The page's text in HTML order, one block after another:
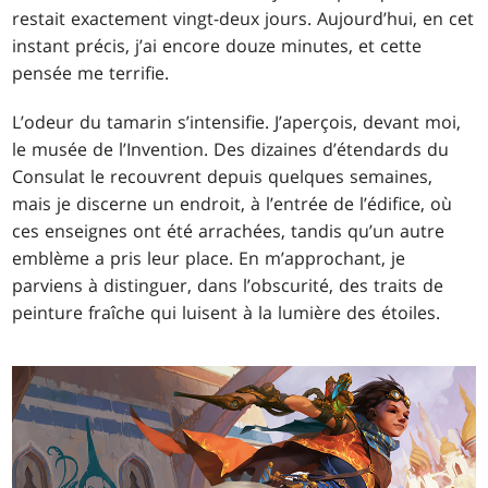
restait exactement vingt-deux jours. Aujourd’hui, en cet
instant précis, j’ai encore douze minutes, et cette
pensée me terrifie.
L’odeur du tamarin s’intensifie. J’aperçois, devant moi,
le musée de l’Invention. Des dizaines d’étendards du
Consulat le recouvrent depuis quelques semaines,
mais je discerne un endroit, à l’entrée de l’édifice, où
ces enseignes ont été arrachées, tandis qu’un autre
emblème a pris leur place. En m’approchant, je
parviens à distinguer, dans l’obscurité, des traits de
peinture fraîche qui luisent à la lumière des étoiles.